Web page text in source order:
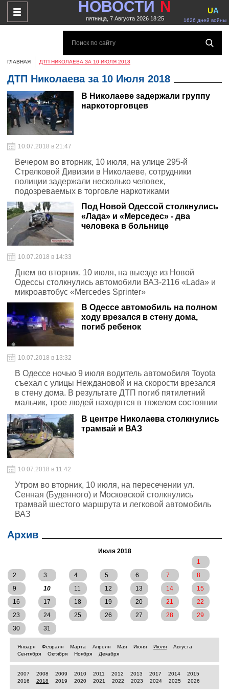
НОВОСТИ N
пятница, 7 Августа 2026 18:25 1626 дней войны
UA
ГЛАВНАЯ ДТП НИКОЛАЕВА ЗА 10 ИЮЛЯ 2018
ДТП Николаева за 10 Июля 2018
В Николаеве задержали группу
наркоторговцев
10.07.2018 в 21:47
Вечером во вторник, 10 июля, на улице 295-й
Стрелковой Дивизии в Николаеве, сотрудники
полиции задержали несколько человек,
подозреваемых в торговле наркотиками
Под Новой Одессой столкнулись
«Лада» и «Мерседес» - два
человека в больнице
10.07.2018 в 14:33
Днем во вторник, 10 июля, на выезде из Новой
Одессы столкнулись автомобили ВАЗ-2116 «Lada» и
микроавтобус «Mercedes Sprinter»
В Одессе автомобиль на полном
ходу врезался в стену дома,
погиб ребенок
10.07.2018 в 13:32
В Одессе ночью 9 июля водитель автомобиля Toyota
съехал с улицы Неждановой и на скорости врезался
в стену дома. В результате ДТП погиб пятилетний
мальчик, трое людей находятся в тяжелом состоянии
в реанимации
В центре Николаева столкнулись
трамвай и ВАЗ
10.07.2018 в 11:42
Утром во вторник, 10 июля, на пересечении ул.
Сенная (Буденного) и Московской столкнулись
трамвай шестого маршрута и легковой автомобиль
ВАЗ
Архив
Июля 2018
1
2
3 4 5 6 7
8
9
10 11 12 13 14
15
16
17 18 19 20 21
22
23
24 25 26 27 28
29
30
31
Января Февраля Марта Апреля Мая Июня Июля
Августа
Сентября
Октября Ноября Декабря
2007 2008 2009 2010 2011 2012 2013 2017 2014
2015
2016
2018 2019 2020 2021 2022 2023 2024 2025 2026